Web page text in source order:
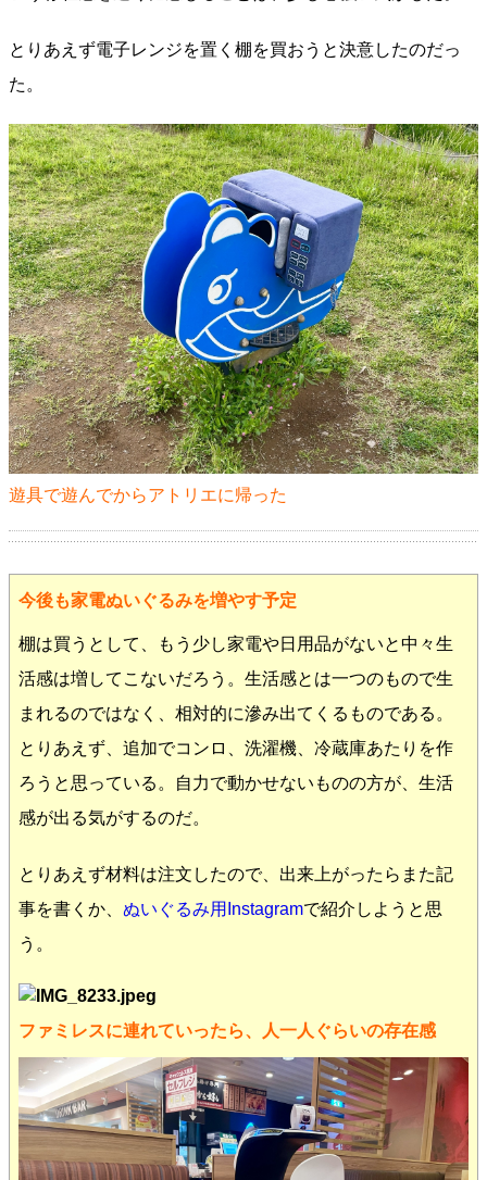
とりあえず電子レンジを置く棚を買おうと決意したのだっ
た。
遊具で遊んでからアトリエに帰った
今後も家電ぬいぐるみを増やす予定
棚は買うとして、もう少し家電や日用品がないと中々生
活感は増してこないだろう。生活感とは一つのもので生
まれるのではなく、相対的に滲み出てくるものである。
とりあえず、追加でコンロ、洗濯機、冷蔵庫あたりを作
ろうと思っている。自力で動かせないものの方が、生活
感が出る気がするのだ。
とりあえず材料は注文したので、出来上がったらまた記
事を書くか、 ぬいぐるみ用Instagramで紹介しようと思
う。
ファミレスに連れていったら、人一人ぐらいの存在感